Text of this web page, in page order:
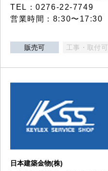
TEL：0276-22-7749
営業時間：8:30〜17:30
販売可 工事・取付可
日本建築金物(株)